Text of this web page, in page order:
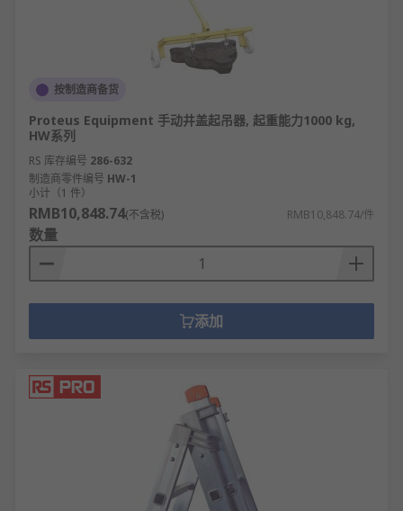
按制造商备货
Proteus Equipment 手动井盖起吊器, 起重能力1000 kg,
HW系列
RS 库存编号 286-632
制造商零件编号 HW-1
小计（1 件）
RMB10,848.74(不含税) RMB10,848.74/件
数量
添加